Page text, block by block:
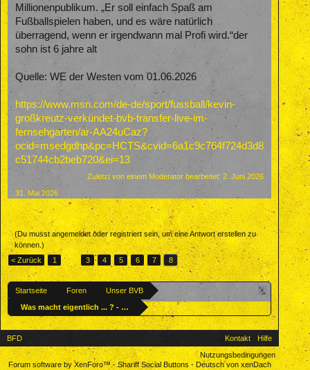
Millionenpublikum. „Er soll einfach Spaß am
Fußballspielen haben, und es wäre natürlich
überragend, wenn er irgendwann mal Profi wird.“der
sohn ist 6 jahre alt
Quelle: WE der Westen vom 01.06.2026
https://www.msn.com/de-de/sport/fussball/kevin-
großkreutz-verkündet-bvb-transfer-live-im-
fernsehgarten/ar-AA24uCaz?
ocid=msedgdhp&pc=HCTS&cvid=6a1c9c764f724d3d8
c51744cb2beb720&ei=13
Zuletzt von einem Moderator bearbeitet:2. Juni 2026
31. Mai 2026
(Du musst angemeldet oder registriert sein, um eine Antwort erstellen zu
können.)
< Zurück
1 ← 3 4 5 6 7 8
Startseite Foren
Unser BVB
Was macht eigentlich ... ? - Ehemalige BVBler
BFD Kontakt
Hilfe
Nutzungsbedingungen
Forum software by XenForo™-Shariff Social Buttons - Deutsch von xenDach